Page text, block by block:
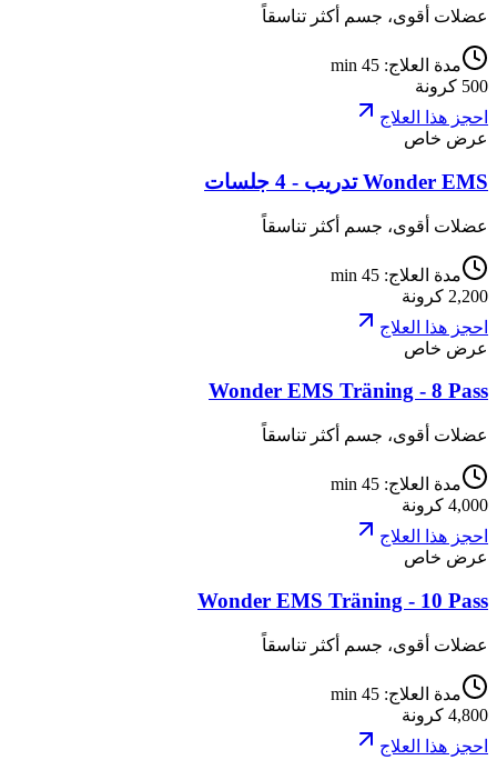
عضلات أقوى، جسم أكثر تناسقاً
مدة العلاج:
45 min
500 كرونة
احجز هذا العلاج
عرض خاص
Wonder EMS تدريب - 4 جلسات
عضلات أقوى، جسم أكثر تناسقاً
مدة العلاج:
45 min
2,200 كرونة
احجز هذا العلاج
عرض خاص
Wonder EMS Träning - 8 Pass
عضلات أقوى، جسم أكثر تناسقاً
مدة العلاج:
45 min
4,000 كرونة
احجز هذا العلاج
عرض خاص
Wonder EMS Träning - 10 Pass
عضلات أقوى، جسم أكثر تناسقاً
مدة العلاج:
45 min
4,800 كرونة
احجز هذا العلاج